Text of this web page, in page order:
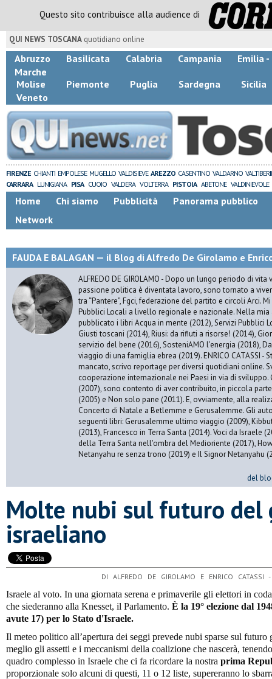
Questo sito contribuisce alla audience di
QUI NEWS TOSCANA quotidiano online
Abruzzo Basilicata Calabria Campania
Emilia -
Marche
Molise
Piemonte Puglia Sardegna
Sicilia
Veneto
FIRENZE CHIANTI EMPOLESE MUGELLO VALDISIEVE AREZZO CASENTINO VALDARNO
CARRARA LUNIGIANA PISA CUOIO VALDERA VOLTERRA PISTOIA ABETONE VALDINIEVOLE
Home Chi siamo Pubblicità
Panorama pubblico
Network
FAUDA E BALAGAN — il Blog di Alfredo De Girolamo e
ALFREDO DE GIROLAMO - Dopo un lungo periodo di
passione politica è diventata lavoro, sono tornato a
tra “Pantere”, Fgci, federazione del partito e circoli Arci.
Pubblici Locali a livello regionale e nazionale. Nella
pubblicato i libri Acqua in mente (2012), Servizi Pubblici
Giusti toscani (2014), Riusi: da rifiuti a risorse! (2014),
servizio del bene (2016), SosteniAMO l'energia (2018),
viaggio di una famiglia ebrea (2019). ENRICO CATASSI -
mancato, scrivo reportage per diversi quotidiani online.
cooperazione internazionale nei Paesi in via di
(2007), sono contento di aver contribuito, in piccola
(2005) e Non solo pane (2011). E, ovviamente, alla
Concerto di Natale a Betlemme e Gerusalemme. Gli
seguenti libri: Gerusalemme ultimo viaggio (2009),
(2013), Francesco in Terra Santa (2014). Voci da Israele
della Terra Santa nell'ombra del Medioriente (2017),
Netanyahu re senza trono (2019) e Il Signor Netanyahu
del
Molte nubi sul futuro del
israeliano
DI ALFREDO DE GIROLAMO E ENRICO CATASSI
Israele al voto. In una giornata serena e primaverile gli elettori in
che siederanno alla Knesset, il Parlamento. È la 19° elezione dal
avute 17) per lo Stato d'Israele.
Il meteo politico all’apertura dei seggi prevede nubi sparse sul
meglio gli assetti e i meccanismi della coalizione che nascerà,
quadro complesso in Israele che ci fa ricordare la nostra prima
proporzionale solo alcuni di questi, 11 o 12 liste, supereranno lo